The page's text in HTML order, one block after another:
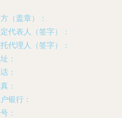
（盖章）：
代表人（签字）：
代理人（签字）：
：
：
：
银行：
：